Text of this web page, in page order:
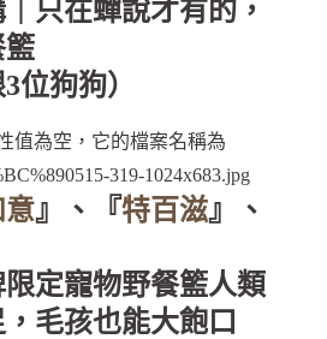
只在蟬說才有的，
籃
位狗狗）
意』、『特百滋』、
定寵物野餐籃人類
毛孩也能大飽口